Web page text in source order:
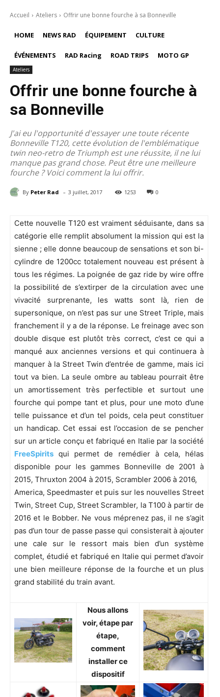
Accueil Ateliers Offrir une bonne fourche à sa Bonneville
HOME NEWS RAD ÉQUIPEMENT CULTURE
ÉVÉNEMENTS RAD Racing ROAD TRIPS MOTO GP
Ateliers
Offrir une bonne fourche à
sa Bonneville
J'ai eu l'opportunité d'essayer une toute récente
Bonneville T120, cette évolution de l'emblématique
twin neo-retro de Triumph est une réussite, il ne lui
manque pas grand chose. Peut être une meilleure
fourche ? Voici comment la lui offrir.
By Peter Rad - 3 juillet, 2017 1253 0
Cette nouvelle T120 est vraiment séduisante, dans sa
catégorie elle remplit absolument la mission qui est la
sienne ; elle donne beaucoup de sensations et son bi-
cylindre de 1200cc totalement nouveau est présent à
tous les régimes. La poignée de gaz ride by wire offre
la possibilité de s’extirper de la circulation avec une
vivacité surprenante, les watts sont là, rien de
supersonique, on n’est pas sur une Street Triple, mais
franchement il y a de la réponse. Le freinage avec son
double disque est plutôt très correct, c’est ce qui a
manqué aux anciennes versions et qui continuera à
manquer à la Street Twin d’entrée de gamme, mais ici
tout va bien. La seule ombre au tableau pourrait être
un amortissement très perfectible et surtout une
fourche qui pompe tant et plus, pour une moto d’une
telle puissance et d’un tel poids, cela peut constituer
un handicap. Cet essai est l’occasion de se pencher
sur un article conçu et fabriqué en Italie par la société
FreeSpirits qui permet de remédier à cela, hélas
disponible pour les gammes Bonneville de 2001 à
2015, Thruxton 2004 à 2015, Scrambler 2006 à 2016,
America, Speedmaster et puis sur les nouvelles Street
Twin, Street Cup, Street Scrambler, la T100 à partir de
2016 et le Bobber. Ne vous méprenez pas, il ne s’agit
pas d’un tour de passe passe qui consisterait à ajouter
une cale sur le ressort mais bien d’un système
complet, étudié et fabriqué en Italie qui permet d’avoir
une bien meilleure réponse de la fourche et un plus
grand stabilité du train avant.
Nous allons
voir, étape par
étape,
comment
installer ce
dispositif